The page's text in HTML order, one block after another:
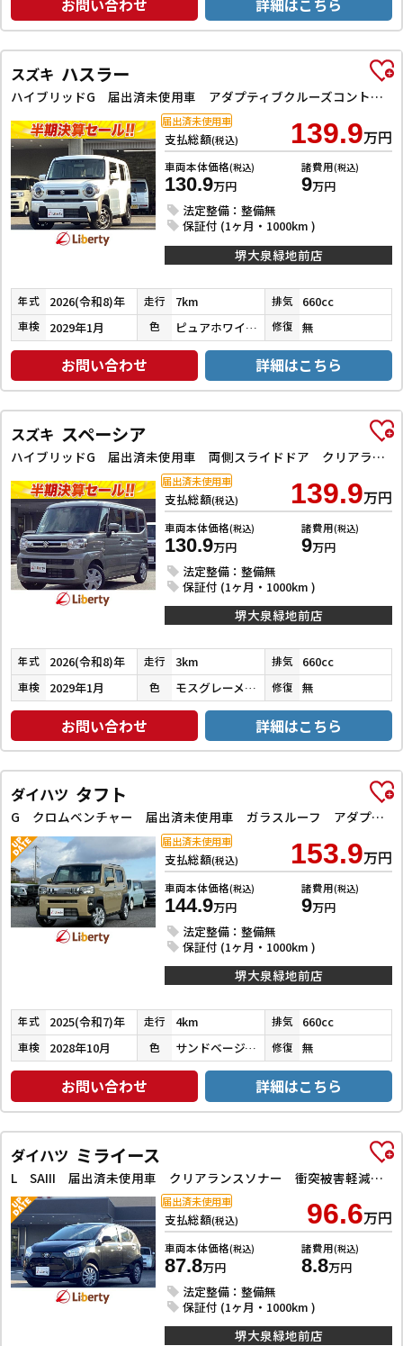
お問い合わせ 詳細はこちら
スズキ ハスラー
ハイブリッドG 届出済未使用車 アダプティブクルーズコントロール クリアランスソナー レーンアシスト 衝突被害軽減システム LEDヘッドランプ スマートキー アイドリングストップ 電動格納ミラー シートヒーター
支払総額(税込) 139.9万円
車両本体価格(税込)
130.9万円
諸費用(税込)
9万円
法定整備：整備無
保証付 (1ヶ月・1000km )
届出済未使用車
堺大泉緑地前店
年式 2026(令和8)年 走行 7km 排気 660cc
車検 2029年1月 色 ピュアホワイトパール 修復 無
お問い合わせ 詳細はこちら
スズキ スペーシア
ハイブリッドG 届出済未使用車 両側スライドドア クリアランスソナー 衝突被害軽減システム オートライト LEDヘッドランプ スマートキー アイドリングストップ 電動格納ミラー ベンチシート CVT 盗難防止システム
支払総額(税込) 139.9万円
車両本体価格(税込)
130.9万円
諸費用(税込)
9万円
法定整備：整備無
保証付 (1ヶ月・1000km )
届出済未使用車
堺大泉緑地前店
年式 2026(令和8)年 走行 3km 排気 660cc
車検 2029年1月 色 モスグレーメタリック 修復 無
お問い合わせ 詳細はこちら
ダイハツ タフト
G クロムベンチャー 届出済未使用車 ガラスルーフ アダプティブクルーズコントロール クリアランスソナー レーンアシスト 衝突被害軽減システム オートライト LEDヘッドランプ スマートキー 純正アルミホイール
支払総額(税込) 153.9万円
車両本体価格(税込)
144.9万円
諸費用(税込)
9万円
法定整備：整備無
保証付 (1ヶ月・1000km )
届出済未使用車
堺大泉緑地前店
年式 2025(令和7)年 走行 4km 排気 660cc
車検 2028年10月 色 サンドベージュメタリック 修復 無
お問い合わせ 詳細はこちら
ダイハツ ミライース
L SAIII 届出済未使用車 クリアランスソナー 衝突被害軽減システム オートマチックハイビーム オートライト キーレスエントリー アイドリングストップ CVT 盗難防止システム ABS ESC 衝突安全ボディ
支払総額(税込) 96.6万円
車両本体価格(税込)
87.8万円
諸費用(税込)
8.8万円
法定整備：整備無
保証付 (1ヶ月・1000km )
届出済未使用車
堺大泉緑地前店